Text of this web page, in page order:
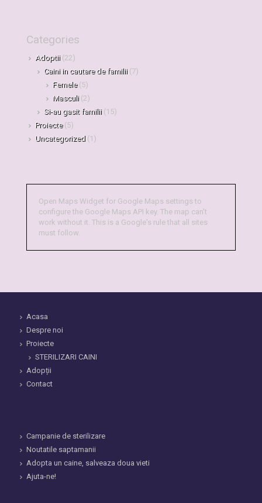
Categories
Adoptii(22)
Caini in cautare de familii(7)
Femele(5)
Masculi(2)
Si-au gasit familii(15)
Proiecte(5)
Uncategorized (1)
Open Maps Widget for Google Maps settings to
configure the Google Maps API key. The map can't
work without it. This is a Google's rule that all sites
must follow.
Acasa
Despre noi
Proiecte
STERILIZARI CAINI
Adopții
Contact
Campanie de sterilizare
Noutatile saptamanii
Adopta un caine, salveaza doua vieti
Ajuta-ne!